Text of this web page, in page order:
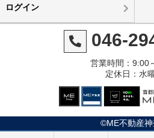
ログイン
046-
営業時間：9:00
定休日：水
©ME不動産神